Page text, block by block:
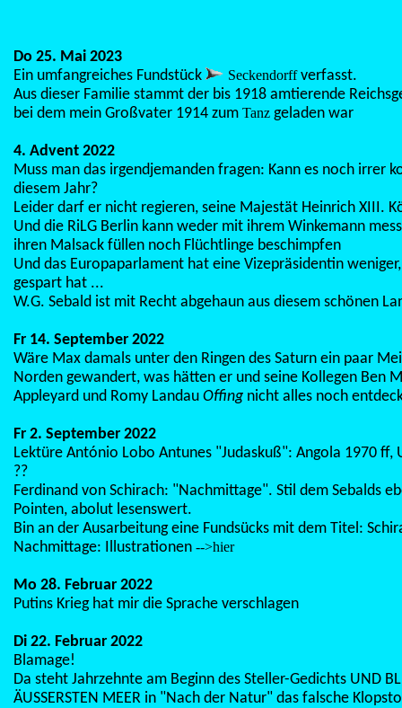
Do 25. Mai 2023
Ein umfangreiches Fundstück
Seckendorffverfasst.
Aus dieser Familie stammt der bis 1918 amtierende
bei dem mein Großvater 1914 zum Tanz geladen war
4. Advent 2022
Muss man das irgendjemanden fragen: Kann es noch irrer
diesem Jahr?
Leider darf er nicht regieren, seine Majestät Heinrich XIII.
Und die RiLG Berlin kann weder mit ihrem Winkemann
ihren Malsack füllen noch Flüchtlinge beschimpfen
Und das Europaparlament hat eine Vizepräsidentin
gespart hat ...
W.G. Sebald ist mit Recht abgehaun aus diesem schönen
Fr 14. September 2022
Wäre Max damals unter den Ringen des Saturn ein paar
Norden gewandert, was hätten er und seine Kollegen Ben
Appleyard und Romy Landau Offing nicht alles noch
Fr 2. September 2022
Lektüre António Lobo Antunes "Judaskuß": Angola 1970 ff,
??
Ferdinand von Schirach: "Nachmittage". Stil dem Sebalds
Pointen, abolut lesenswert.
Bin an der Ausarbeitung eine Fundsücks mit dem Titel:
Nachmittage: Illustrationen -->hier
Mo 28. Februar 2022
Putins Krieg hat mir die Sprache verschlagen
Di 22. Februar 2022
Blamage!
Da steht Jahrzehnte am Beginn des Steller-Gedichts UND
ÄUSSERSTEN MEER in "Nach der Natur" das falsche